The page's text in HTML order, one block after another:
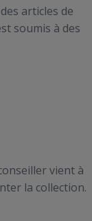
articles de
soumis à des
vient à
la collection.